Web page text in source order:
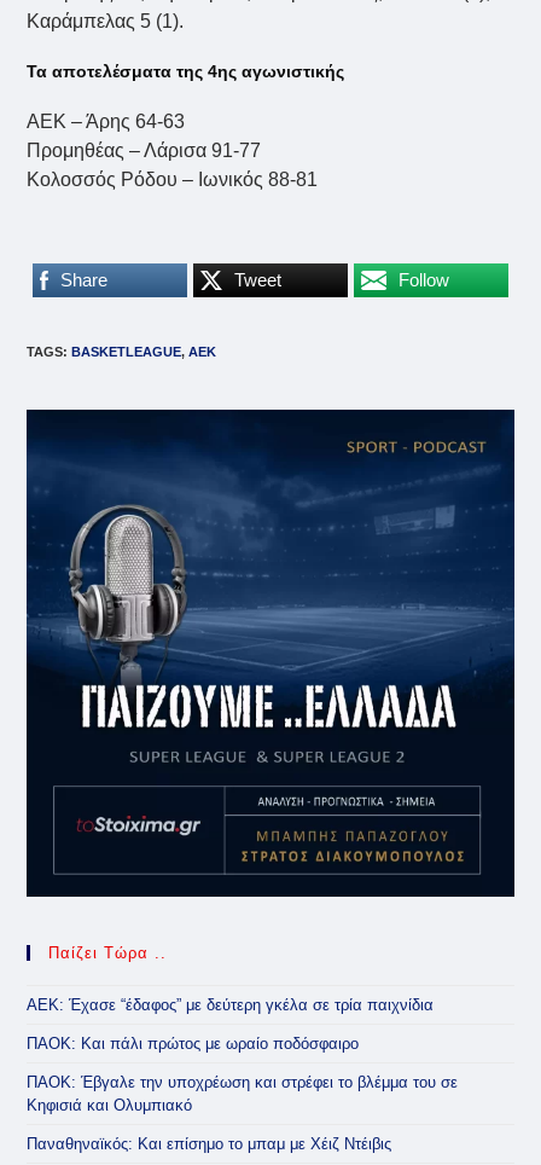
Καράμπελας 5 (1).
Τα αποτελέσματα της 4ης αγωνιστικής
ΑΕΚ – Άρης 64-63
Προμηθέας – Λάρισα 91-77
Κολοσσός Ρόδου – Ιωνικός 88-81
Share Tweet Follow
TAGS:BASKETLEAGUE, ΑΕΚ
Παίζει Τώρα ..
ΑΕΚ: Έχασε “έδαφος” με δεύτερη γκέλα σε τρία παιχνίδια
ΠΑΟΚ: Και πάλι πρώτος με ωραίο ποδόσφαιρο
ΠΑΟΚ: Έβγαλε την υποχρέωση και στρέφει το βλέμμα του σε
Κηφισιά και Ολυμπιακό
Παναθηναϊκός: Και επίσημο το μπαμ με Χέιζ Ντέιβις